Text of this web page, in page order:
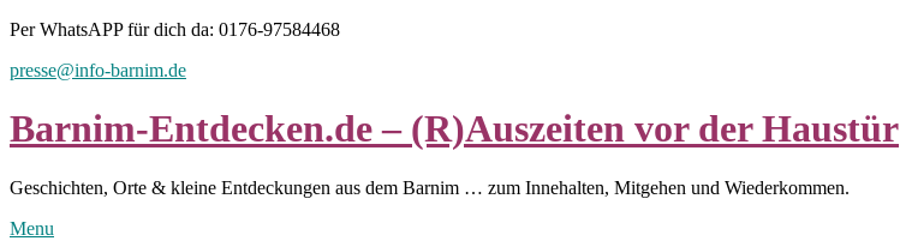
Skip
content
Per WhatsAPP für dich da: 0176-97584468
presse@info-barnim.de
Barnim-Entdecken.de – (R)Auszeiten vor der Haustür
Geschichten, Orte & kleine Entdeckungen aus dem Barnim … zum Innehalten, Mitgehen und Wiederkommen.
Menu